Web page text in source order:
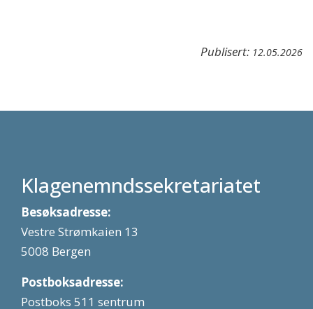
Publisert: 12.05.2026
Klagenemndssekretariatet
Besøksadresse:
Vestre Strømkaien 13
5008 Bergen
Postboksadresse:
Postboks 511 sentrum